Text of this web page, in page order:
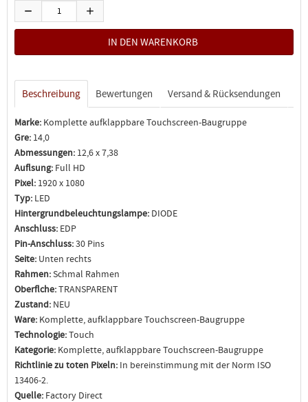
Beschreibung Bewertungen Versand & Rücksendungen
Marke: Komplette aufklappbare Touchscreen-Baugruppe
Gre: 14,0
Abmessungen: 12,6 x 7,38
Auflsung: Full HD
Pixel: 1920 x 1080
Typ: LED
Hintergrundbeleuchtungslampe: DIODE
Anschluss: EDP
Pin-Anschluss:30 Pins
Seite: Unten rechts
Rahmen:Schmal Rahmen
Oberflche:TRANSPARENT
Zustand: NEU
Ware: Komplette, aufklappbare Touchscreen-Baugruppe
Technologie:Touch
Kategorie: Komplette, aufklappbare Touchscreen-Baugruppe
Richtlinie zu toten Pixeln: In bereinstimmung mit der Norm ISO
13406-2.
Quelle: Factory Direct